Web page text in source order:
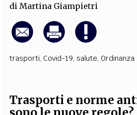
di Martina Giampietri
trasporti, Covid-19,salute, Ordinanza
Trasporti e norme